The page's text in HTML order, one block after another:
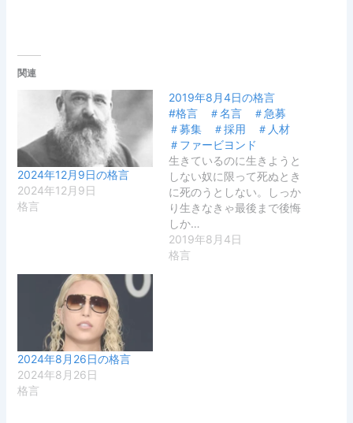
関連
2024年12月9日の格言
2024年12月9日
格言
2019年8月4日の格言
#格言 ＃名言 ＃急募
＃募集 ＃採用 ＃人材
＃ファービヨンド
生きているのに生きようと
しない奴に限って死ぬとき
に死のうとしない。しっか
り生きなきゃ最後まで後悔
しか…
2019年8月4日
格言
2024年8月26日の格言
2024年8月26日
格言